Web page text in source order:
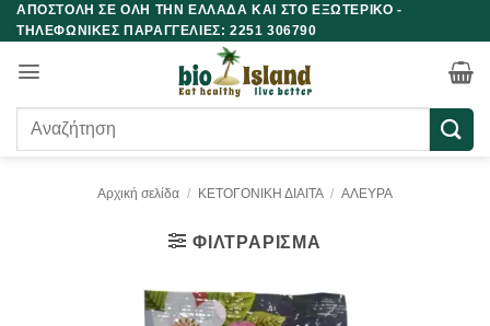
Μετάβαση
στο
περιεχόμενο
ΑΠΟΣΤΟΛΗ ΣΕ ΟΛΗ ΤΗΝ ΕΛΛΑΔΑ ΚΑΙ ΣΤΟ ΕΞΩΤΕΡΙΚΟ -
ΤΗΛΕΦΩΝΙΚΕΣ ΠΑΡΑΓΓΕΛΙΕΣ: 2251 306790
Αναζήτηση
Αρχική σελίδα / ΚΕΤΟΓΟΝΙΚΗ ΔΙΑΙΤΑ / ΑΛΕΥΡΑ
ΦΙΛΤΡΆΡΙΣΜΑ